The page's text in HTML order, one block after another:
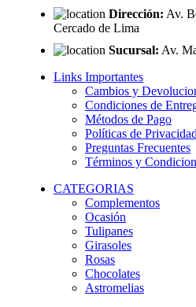
Dirección: Av.
Cercado de Lima
Sucursal: Av.
Links Importantes
Cambios y
Condiciones de
Métodos de Pago
Políticas de Privacidad
Preguntas Frecuentes
Términos y
CATEGORIAS
Complementos
Ocasión
Tulipanes
Girasoles
Rosas
Chocolates
Astromelias